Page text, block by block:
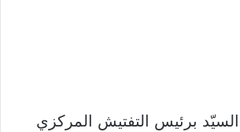
برئيس التفتيش المركزي